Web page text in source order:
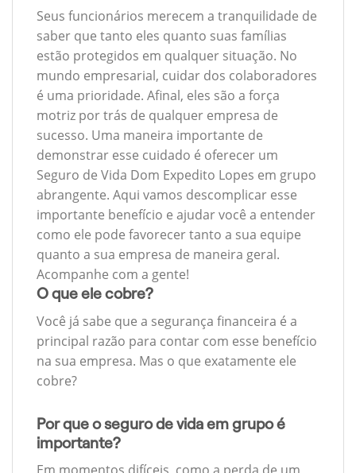
Seus funcionários merecem a tranquilidade de
saber que tanto eles quanto suas famílias
estão protegidos em qualquer situação. No
mundo empresarial, cuidar dos colaboradores
é uma prioridade. Afinal, eles são a força
motriz por trás de qualquer empresa de
sucesso. Uma maneira importante de
demonstrar esse cuidado é oferecer um
Seguro de Vida Dom Expedito Lopes em grupo
abrangente. Aqui vamos descomplicar esse
importante benefício e ajudar você a entender
como ele pode favorecer tanto a sua equipe
quanto a sua empresa de maneira geral.
Acompanhe com a gente!
O que ele cobre?
Você já sabe que a segurança financeira é a
principal razão para contar com esse benefício
na sua empresa. Mas o que exatamente ele
cobre?
Por que o seguro de vida em grupo é
importante?